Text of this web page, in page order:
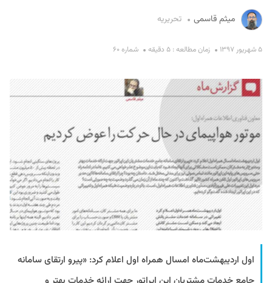
میثم قاسمی تحریریه
۵ شهریور ۱۳۹۷ زمان مطالعه : ۵ دقیقه شماره ۶۰
اول اردیبهشت‌ماه امسال همراه اول اعلام کرد: «پیرو ارتقای سامانه